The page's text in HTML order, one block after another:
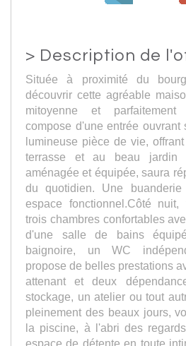
> Description de
Située à proximité du
découvrir cette agréable
mitoyenne et parfaitement
compose d'une entrée ouvrant
lumineuse pièce de vie,
terrasse et au beau jardin
aménagée et équipée, saura
du quotidien. Une
espace fonctionnel.Côté
trois chambres confortables
d'une salle de bains
baignoire, un WC
propose de belles prestations
attenant et deux
stockage, un atelier ou tout
pleinement des beaux jours,
la piscine, à l'abri des
espace de détente en toute